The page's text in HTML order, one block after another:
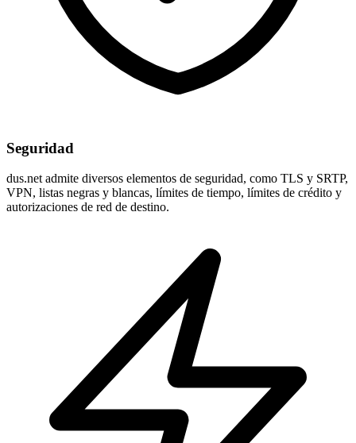
Seguridad
dus.net admite diversos elementos de seguridad, como TLS y SRTP,
VPN, listas negras y blancas, límites de tiempo, límites de crédito y
autorizaciones de red de destino.